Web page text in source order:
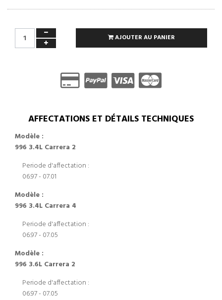
AJOUTER AU PANIER
AFFECTATIONS ET DÉTAILS TECHNIQUES
Modèle :
996 3.4L Carrera 2
Periode d'affectation :
06.97 - 07.01
Modèle :
996 3.4L Carrera 4
Periode d'affectation :
06.97 - 07.05
Modèle :
996 3.6L Carrera 2
Periode d'affectation :
06.97 - 07.05